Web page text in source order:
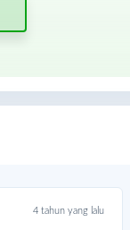
warga mengungsi di
Dan 1.000 orang
4 tahun yang lalu